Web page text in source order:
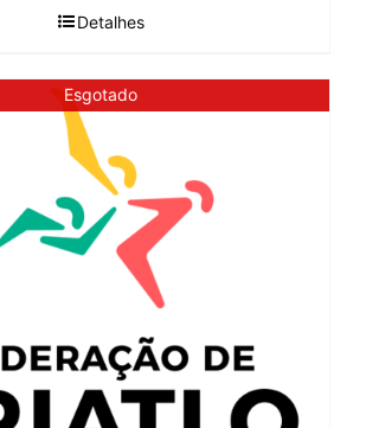
Detalhes
Esgotado